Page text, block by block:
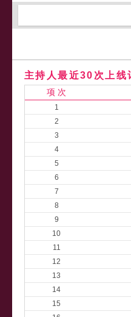
主持人最近30次上线
项 次
1
2
3
4
5
6
7
8
9
10
11
12
13
14
15